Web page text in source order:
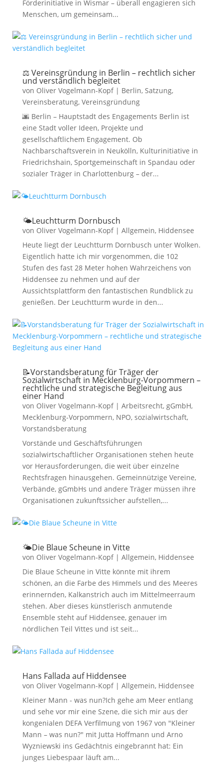
Förderinitiative in Wismar – überall engagieren sich
Menschen, um gemeinsam...
⚖️ Vereinsgründung in Berlin – rechtlich sicher
und verständlich begleitet
von Oliver Vogelmann-Kopf| Berlin, Satzung,
Vereinsberatung, Vereinsgründung
🌆 Berlin – Hauptstadt des Engagements Berlin ist
eine Stadt voller Ideen, Projekte und
gesellschaftlichem Engagement. Ob
Nachbarschaftsverein in Neukölln, Kulturinitiative in
Friedrichshain, Sportgemeinschaft in Spandau oder
sozialer Träger in Charlottenburg – der...
🌤️Leuchtturm Dornbusch
von Oliver Vogelmann-Kopf| Allgemein, Hiddensee
Heute liegt der Leuchtturm Dornbusch unter Wolken.
Eigentlich hatte ich mir vorgenommen, die 102
Stufen des fast 28 Meter hohen Wahrzeichens von
Hiddensee zu nehmen und auf der
Aussichtsplattform den fantastischen Rundblick zu
genießen. Der Leuchtturm wurde in den...
📝Vorstandsberatung für Träger der
Sozialwirtschaft in Mecklenburg-Vorpommern –
rechtliche und strategische Begleitung aus
einer Hand
von Oliver Vogelmann-Kopf| Arbeitsrecht, gGmbH,
Mecklenburg-Vorpommern, NPO, sozialwirtschaft,
Vorstandsberatung
Vorstände und Geschäftsführungen
sozialwirtschaftlicher Organisationen stehen heute
vor Herausforderungen, die weit über einzelne
Rechtsfragen hinausgehen. Gemeinnützige Vereine,
Verbände, gGmbHs und andere Träger müssen ihre
Organisationen zukunftssicher aufstellen,...
🌤️Die Blaue Scheune in Vitte
von Oliver Vogelmann-Kopf| Allgemein, Hiddensee
Die Blaue Scheune in Vitte könnte mit ihrem
schönen, an die Farbe des Himmels und des Meeres
erinnernden, Kalkanstrich auch im Mittelmeerraum
stehen. Aber dieses künstlerisch anmutende
Ensemble steht auf Hiddensee, genauer im
nördlichen Teil Vittes und ist seit...
Hans Fallada auf Hiddensee
von Oliver Vogelmann-Kopf| Allgemein, Hiddensee
Kleiner Mann - was nun?Ich gehe am Meer entlang
und sehe vor mir eine Szene, die sich mir aus der
kongenialen DEFA Verfilmung von 1967 von "Kleiner
Mann – was nun?" mit Jutta Hoffmann und Arno
Wyzniewski ins Gedächtnis eingebrannt hat: Ein
junges Liebespaar läuft am...